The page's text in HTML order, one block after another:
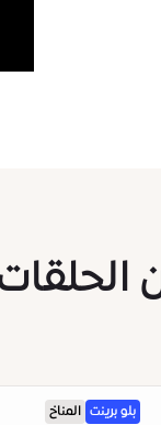
بلو برينت المناخ